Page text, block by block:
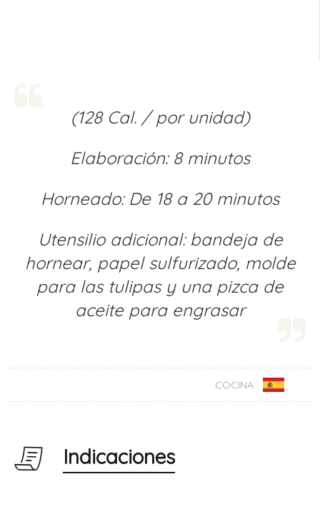
(128 Cal. / por unidad)
Elaboración: 8 minutos
Horneado: De 18 a 20 minutos
Utensilio adicional: bandeja de
hornear, papel sulfurizado, molde
para las tulipas y una pizca de
aceite para engrasar
COCINA:
Indicaciones